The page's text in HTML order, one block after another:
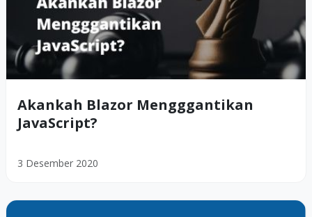
Akankah Blazor Mengggantikan
JavaScript?
3 Desember 2020